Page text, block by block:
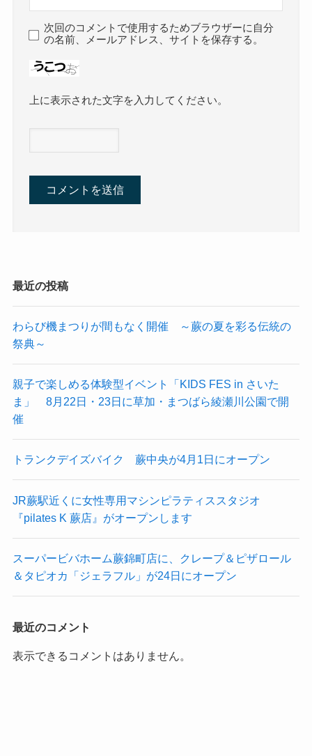
次回のコメントで使用するためブラウザーに自分
の名前、メールアドレス、サイトを保存する。
上に表示された文字を入力してください。
最近の投稿
わらび機まつりが間もなく開催 ～蕨の夏を彩る伝統の
祭典～
親子で楽しめる体験型イベント「KIDS FES in さいた
ま」 8月22日・23日に草加・まつばら綾瀬川公園で開
催
トランクデイズバイク 蕨中央が4月1日にオープン
JR蕨駅近くに女性専用マシンピラティススタジオ
『pilates K 蕨店』がオープンします
スーパービバホーム蕨錦町店に、クレープ＆ピザロール
＆タピオカ「ジェラフル」が24日にオープン
最近のコメント
表示できるコメントはありません。